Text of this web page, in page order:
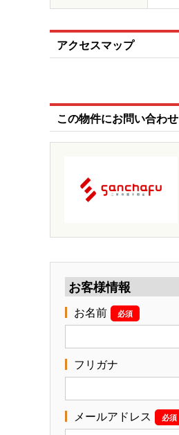
アクセスマップ
この物件にお問い合わせ
お客様情報
お名前 必須
フリガナ
メールアドレス 必須